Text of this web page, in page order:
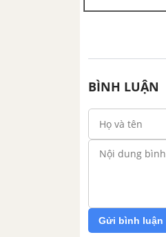
BÌNH LUẬN
Gửi bình luận